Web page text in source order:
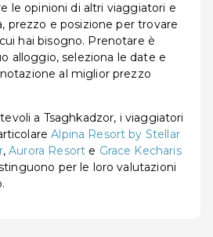
le opinioni di altri viaggiatori e
prezzo e posizione per trovare
hai bisogno. Prenotare è
alloggio, seleziona le date e
al miglior prezzo
a Tsaghkadzor, i viaggiatori
Alpina Resort by Stellar
,Aurora Resort e Grace Kecharis
per le loro valutazioni